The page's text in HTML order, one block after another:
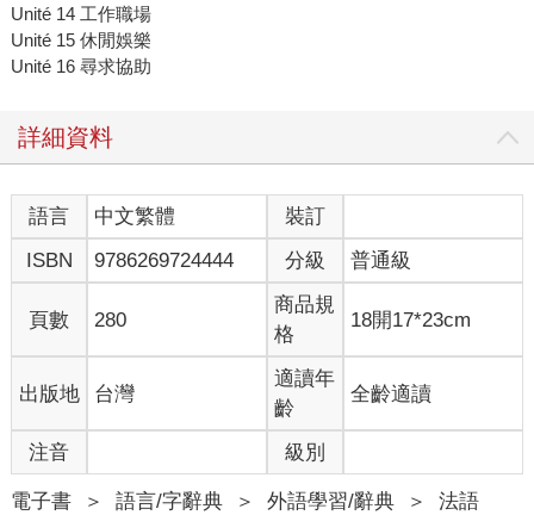
Unité 14 工作職場
Unité 15 休閒娛樂
Unité 16 尋求協助
詳細資料
語言 中文繁體
裝訂
ISBN
9786269724444 分級 普通級
頁數 280
商品規
格
18開17*23cm
出版地 台灣
適讀年
齡
全齡適讀
注音 級別
電子書 ＞ 語言/字辭典 ＞ 外語學習/辭典 ＞ 法語